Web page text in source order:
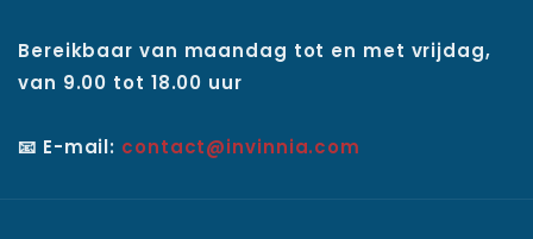
Bereikbaar van maandag tot en met vrijdag,
van 9.00 tot 18.00 uur
📧 E-mail: contact@invinnia.com